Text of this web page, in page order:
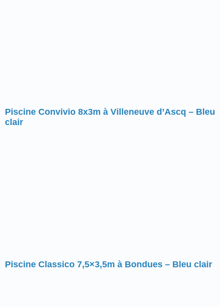
Piscine Convivio 8x3m à Villeneuve d’Ascq – Bleu
clair
Piscine Classico 7,5×3,5m à Bondues – Bleu clair